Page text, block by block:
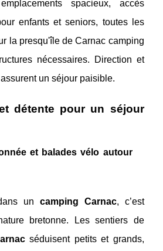
spacieux, accès
enfants et seniors, toutes les
la presqu'île de Carnac camping
nécessaires. Direction et
un séjour paisible.
détente pour un séjour
et balades vélo autour
un camping Carnac, c’est
bretonne. Les sentiers de
séduisent petits et grands,